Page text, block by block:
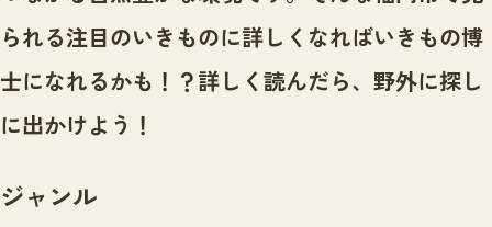
市の取組み
いきものガイドTOP
注目のいきもの
生物多様性のめぐみ
保全アクション
イベント
いきもの調査隊
調査レポート
マッチング
られる注目のいきものに詳しくなればいきもの博
士になれるかも！？詳しく読んだら、野外に探し
に出かけよう！
ジャンル